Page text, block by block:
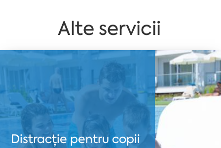
Alte servicii
Distracție pentru copii